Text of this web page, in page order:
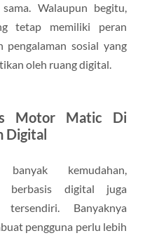
Walaupun begitu,
tetap memiliki peran
pengalaman sosial yang
oleh ruang digital.
Motor Matic Di
Digital
kemudahan,
berbasis digital juga
tersendiri. Banyaknya
pengguna perlu lebih